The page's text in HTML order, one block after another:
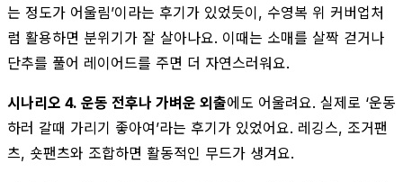
는 정도가 어울림’이라는 후기가 있었듯이, 수영복 위 커버업처
럼 활용하면 분위기가 잘 살아나요. 이때는 소매를 살짝 걷거나
단추를 풀어 레이어드를 주면 더 자연스러워요.
시나리오 4. 운동 전후나 가벼운 외출에도 어울려요. 실제로 ‘운동
하러 갈때 가리기 좋아여’라는 후기가 있었어요. 레깅스, 조거팬
츠, 숏팬츠와 조합하면 활동적인 무드가 생겨요.